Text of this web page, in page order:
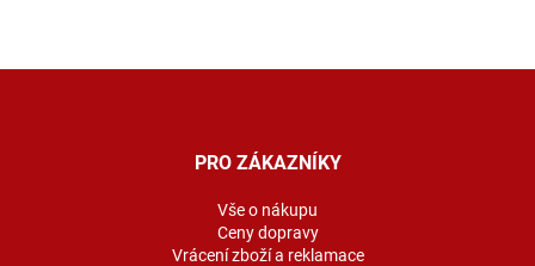
PRO ZÁKAZNÍKY
Vše o nákupu
Ceny dopravy
Vrácení zboží a reklamace